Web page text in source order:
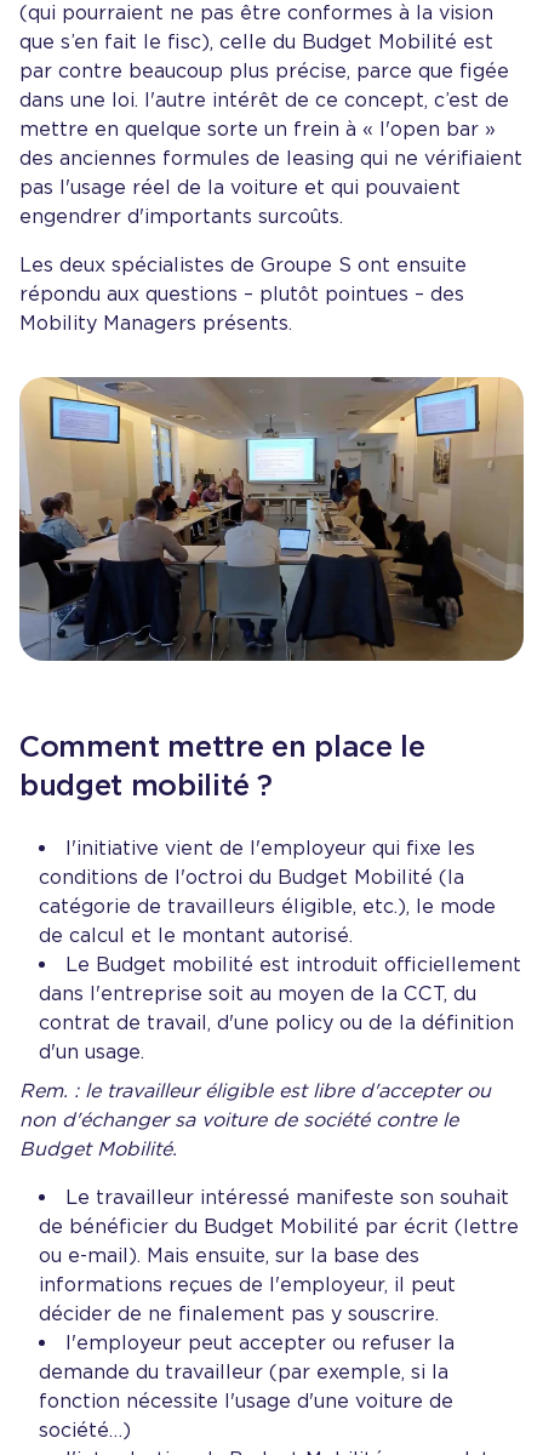
(qui pourraient ne pas être conformes à la vision
que s’en fait le fisc), celle du Budget Mobilité est
par contre beaucoup plus précise, parce que figée
dans une loi. l'autre intérêt de ce concept, c’est de
mettre en quelque sorte un frein à « l'open bar »
des anciennes formules de leasing qui ne vérifiaient
pas l'usage réel de la voiture et qui pouvaient
engendrer d'importants surcoûts.
Les deux spécialistes de Groupe S ont ensuite
répondu aux questions – plutôt pointues – des
Mobility Managers présents.
Comment mettre en place le
budget mobilité ?
l'initiative vient de l'employeur qui fixe les
conditions de l'octroi du Budget Mobilité (la
catégorie de travailleurs éligible, etc.), le mode
de calcul et le montant autorisé.
Le Budget mobilité est introduit officiellement
dans l'entreprise soit au moyen de la CCT, du
contrat de travail, d'une policy ou de la définition
d'un usage.
Rem. : le travailleur éligible est libre d'accepter ou
non d'échanger sa voiture de société contre le
Budget Mobilité.
Le travailleur intéressé manifeste son souhait
de bénéficier du Budget Mobilité par écrit (lettre
ou e-mail). Mais ensuite, sur la base des
informations reçues de l'employeur, il peut
décider de ne finalement pas y souscrire.
l'employeur peut accepter ou refuser la
demande du travailleur (par exemple, si la
fonction nécessite l'usage d'une voiture de
société…)